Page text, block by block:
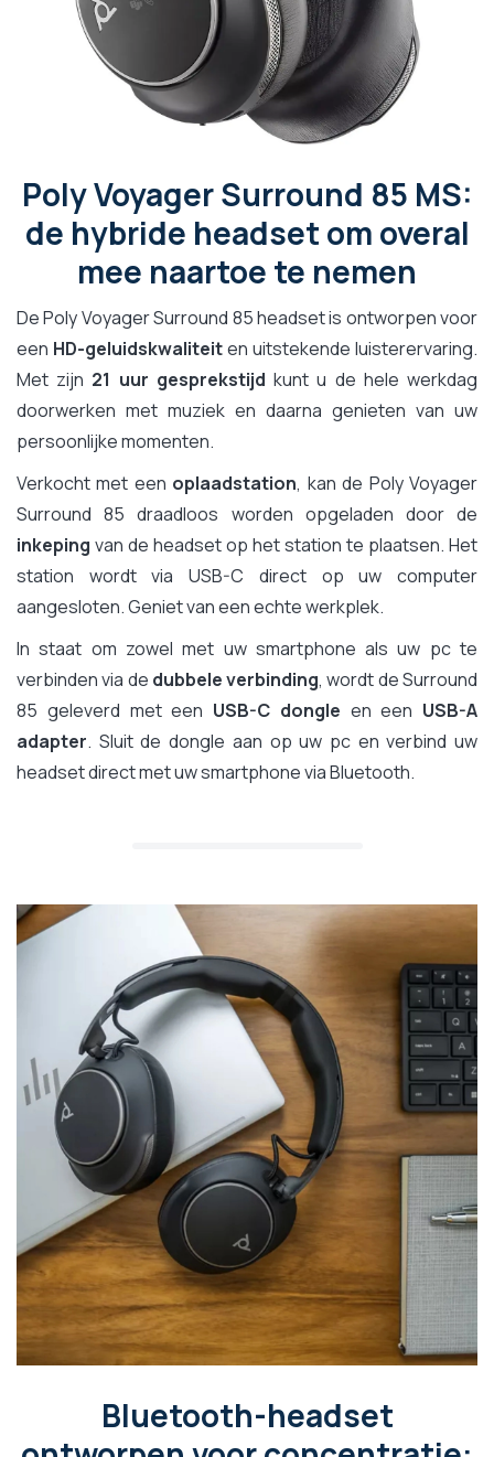
Poly Voyager Surround 85 MS:
de hybride headset om overal
mee naartoe te nemen
De Poly Voyager Surround 85 headset is ontworpen voor
een HD-geluidskwaliteiten uitstekende luisterervaring.
Met zijn 21 uur gesprekstijd kunt u de hele werkdag
doorwerken met muziek en daarna genieten van uw
persoonlijke momenten.
Verkocht met een oplaadstation, kan de Poly Voyager
Surround 85 draadloos worden opgeladen door de
inkeping van de headset op het station te plaatsen. Het
station wordt via USB-C direct op uw computer
aangesloten. Geniet van een echte werkplek.
In staat om zowel met uw smartphone als uw pc te
verbinden via de dubbele verbinding, wordt de Surround
85 geleverd met een USB-C dongle en een USB-A
adapter. Sluit de dongle aan op uw pc en verbind uw
headset direct met uw smartphone via Bluetooth.
Bluetooth-headset